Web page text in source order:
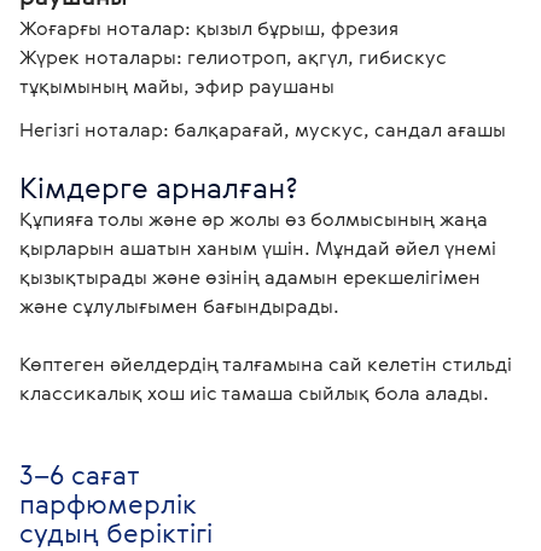
Жоғарғы ноталар: қызыл бұрыш, фрезия
Жүрек ноталары: гелиотроп, ақгүл, гибискус
тұқымының майы, эфир раушаны
Негізгі ноталар: балқарағай, мускус, сандал ағашы
Кімдерге арналған?
Құпияға толы және әр жолы өз болмысының жаңа
қырларын ашатын ханым үшін. Мұндай әйел үнемі
қызықтырады және өзінің адамын ерекшелігімен
және сұлулығымен бағындырады.
Көптеген әйелдердің талғамына сай келетін стильді
классикалық хош иіс тамаша сыйлық бола алады.
3–6 сағат
парфюмерлік
судың беріктігі